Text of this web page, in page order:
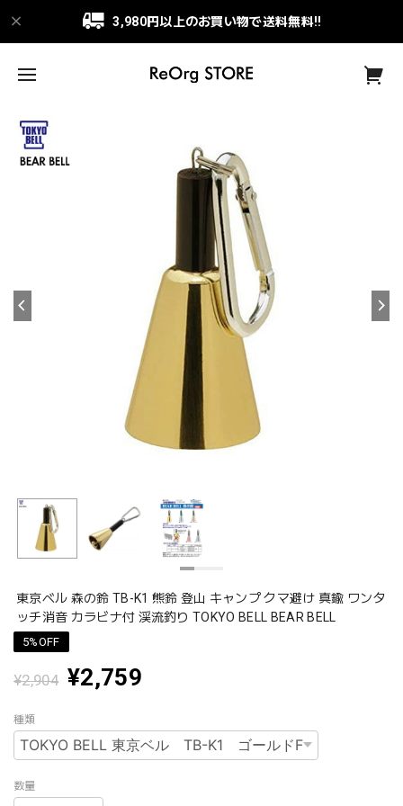
3,980円以上のお買い物で送料無料!!
東京ベル 森の鈴 TB-K1 熊鈴 登山 キャンプ クマ避け 真鍮 ワンタ
ッチ消音 カラビナ付 渓流釣り TOKYO BELL BEAR BELL
5%OFF
¥2,904 ¥2,759
種類
数量